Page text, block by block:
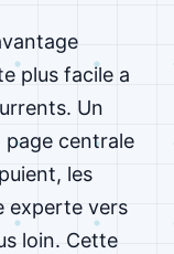
plus facile a
Un
centrale
les
experte vers
loin. Cette